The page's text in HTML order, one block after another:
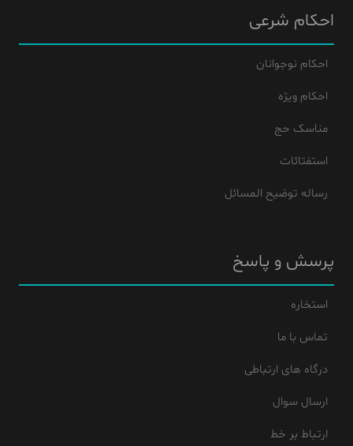
احکام شرعی
احکام نوجوانان
احکام ویژه
مناسک حج
استفتائات
رساله توضیح المسائل
پرسش و پاسخ
استخاره
تماس با ما
درگاه های ارتباطی
ارسال سوال
ارتباط بر خط